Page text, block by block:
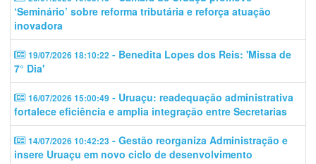
‘Seminário’ sobre reforma tributária e reforça atuação
inovadora
19/07/2026 18:10:22 - Benedita Lopes dos Reis: 'Missa de
7° Dia'
16/07/2026 15:00:49 - Uruaçu: readequação administrativa
fortalece eficiência e amplia integração entre Secretarias
14/07/2026 10:42:23 - Gestão reorganiza Administração e
insere Uruaçu em novo ciclo de desenvolvimento